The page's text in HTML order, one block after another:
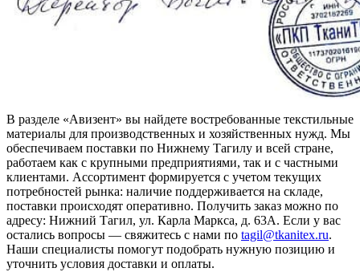
В разделе «Авизент» вы найдете востребованные текстильные
материалы для производственных и хозяйственных нужд. Мы
обеспечиваем поставки по Нижнему Тагилу и всей стране,
работаем как с крупными предприятиями, так и с частными
клиентами. Ассортимент формируется с учетом текущих
потребностей рынка: наличие поддерживается на складе,
поставки происходят оперативно. Получить заказ можно по
адресу: Нижний Тагил, ул. Карла Маркса, д. 63А. Если у вас
остались вопросы — свяжитесь с нами по tagil@tkanitex.ru.
Наши специалисты помогут подобрать нужную позицию и
уточнить условия доставки и оплаты.